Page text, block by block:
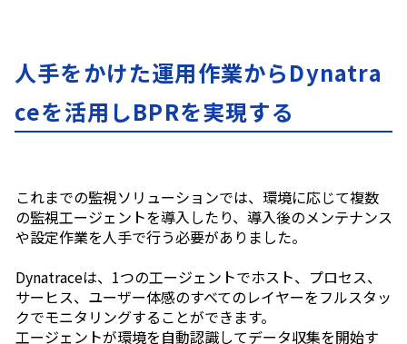
人手をかけた運用作業からDynatra
ceを活用しBPRを実現する
これまでの監視ソリューションでは、環境に応じて複数
の監視工ージェントを導入したり、導入後のメンテナンス
や設定作業を人手で行う必要がありました。
Dynatraceは、 1つの工ージェントでホスト、プロセス、
サーヒス、ユーザー体感のすべてのレイヤーをフルスタッ
クでモニタリングすることができます。
工ージェントが環境を自動認識してデータ収集を開始す